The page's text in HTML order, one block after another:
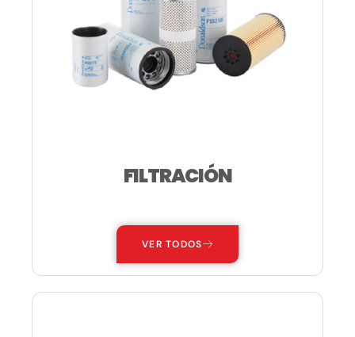
FILTRACIÓN
VER TODOS